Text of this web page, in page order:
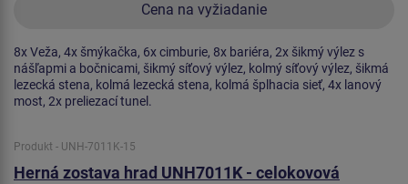
Cena na vyžiadanie
8x Veža, 4x šmýkačka, 6x cimburie, 8x bariéra, 2x šikmý výlez s
nášľapmi a bočnicami, šikmý síťový výlez, kolmý síťový výlez, šikmá
lezecká stena, kolmá lezecká stena, kolmá šplhacia sieť, 4x lanový
most, 2x preliezací tunel.
Produkt - UNH-7011K-15
Herná zostava hrad UNH7011K - celokovová